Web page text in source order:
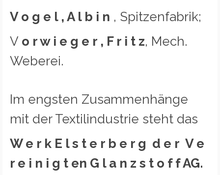
V o g e l , A l b i n , Spitzenfabrik;
V o r w i e g e r , F r i t z, Mech.
Weberei.
Im engsten Zusammenhänge
mit der Textilindustrie steht das
W e r k E l s t e r b e r g d e r V e
r e i n i g t en G l a n z s t o f f AG.